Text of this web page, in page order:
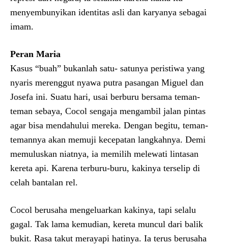
menyembunyikan identitas asli dan karyanya sebagai
imam.
Peran Maria
Kasus “buah” bukanlah satu- satunya peristiwa yang
nyaris merenggut nyawa putra pasangan Miguel dan
Josefa ini. Suatu hari, usai berburu bersama teman-
teman sebaya, Cocol sengaja mengambil jalan pintas
agar bisa mendahului mereka. Dengan begitu, teman-
temannya akan memuji kecepatan langkahnya. Demi
memuluskan niatnya, ia memilih melewati lintasan
kereta api. Karena terburu-buru, kakinya terselip di
celah bantalan rel.
Cocol berusaha mengeluarkan kakinya, tapi selalu
gagal. Tak lama kemudian, kereta muncul dari balik
bukit. Rasa takut merayapi hatinya. Ia terus berusaha